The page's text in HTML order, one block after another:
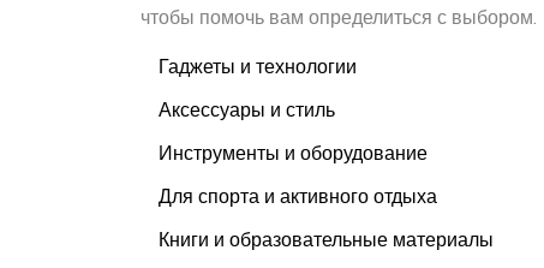
чтобы помочь вам определиться с выбором.
Гаджеты и технологии
Аксессуары и стиль
Инструменты и оборудование
Для спорта и активного отдыха
Книги и образовательные материалы